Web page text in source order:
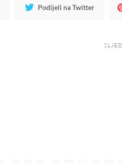
Podijeli na Twitter